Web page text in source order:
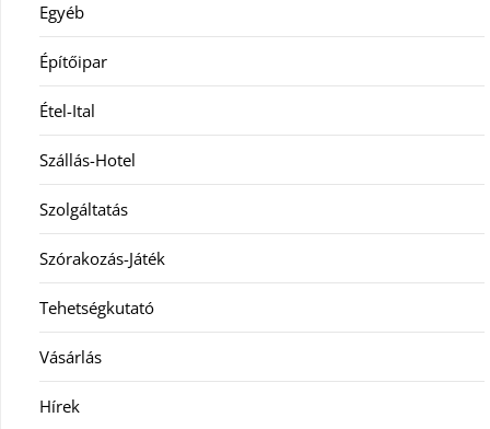
Egyéb
Építőipar
Étel-Ital
Szállás-Hotel
Szolgáltatás
Szórakozás-Játék
Tehetségkutató
Vásárlás
Hírek